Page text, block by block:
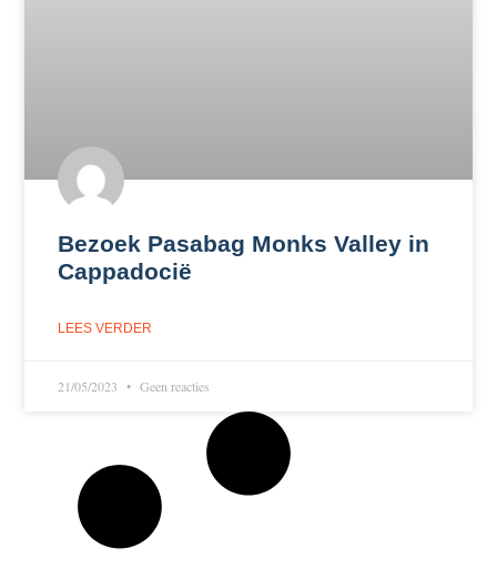
Bezoek Pasabag Monks Valley in
Cappadocië
LEES VERDER
21/05/2023 Geen reacties